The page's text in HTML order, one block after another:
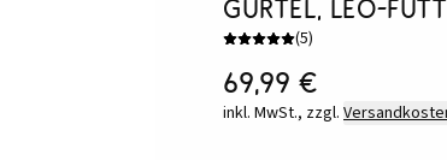
Gürtel, Leo-
(5)
69,99 €
inkl. MwSt., zzgl.